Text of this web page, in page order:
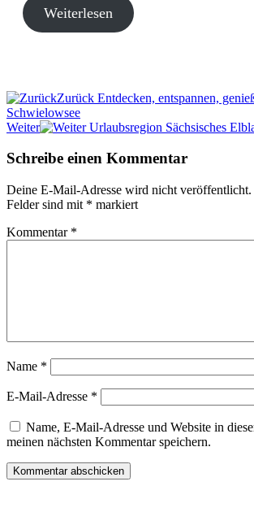
Weiterlesen
Beitragsnavigation
Zurück Entdecken, entspannen,
Schwielowsee
Weiter
Urlaubsregion Sächsisches
Schreibe einen Kommentar
Deine E-Mail-Adresse wird nicht veröffentlicht.
Felder sind mit * markiert
Kommentar *
Name *
E-Mail-Adresse *
Name, E-Mail-Adresse und Website in
meinen nächsten Kommentar speichern.